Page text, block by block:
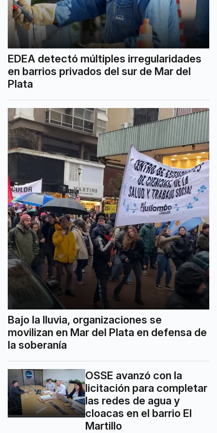
EDEA detectó múltiples irregularidades
en barrios privados del sur de Mar del
Plata
Bajo la lluvia, organizaciones se
movilizan en Mar del Plata en defensa de
la soberanía
OSSE avanzó con la
licitación para completar
las redes de agua y
cloacas en el barrio El
Martillo